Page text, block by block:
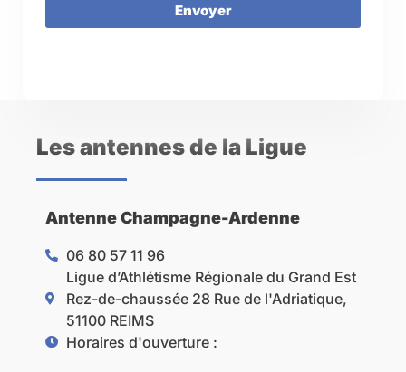
Envoyer
Les antennes de la Ligue
Antenne Champagne-Ardenne
06 80 57 11 96
Ligue d’Athlétisme Régionale du Grand Est
Rez-de-chaussée 28 Rue de l'Adriatique,
51100 REIMS
Horaires d'ouverture :